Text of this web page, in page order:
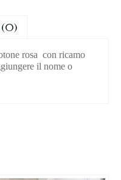
(0)
rosa con ricamo
il nome o